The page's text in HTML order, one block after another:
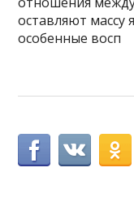
оставляют массу
особенные восп